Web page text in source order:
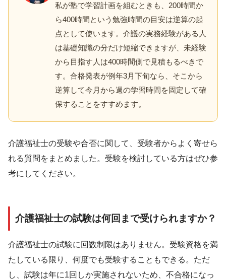
私が塾で学習計画を組むときも、200時間か
ら400時間という勉強時間の目安は逆算の起
点として使います。介護の実務経験がある人
は基礎知識の分だけ短縮できますが、未経験
から目指す人は400時間側で見積もるべきで
す。合格発表が例年3月下旬なら、そこから
逆算して今月から週の学習時間を固定して確
保することをすすめます。
介護福祉士の受験や合否に関して、受験者からよく寄せら
れる質問をまとめました。受験を検討している方はぜひ参
考にしてください。
介護福祉士の試験は何回まで受けられますか？
介護福祉士の試験に回数制限はありません。受験資格を満
たしている限り、何度でも受験することもできる。ただ
し、試験は年に1回しか実施されないため、不合格になっ